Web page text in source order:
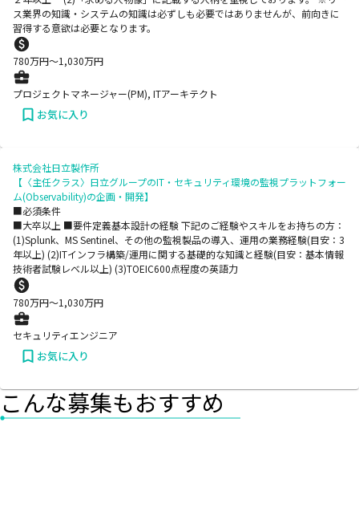
ス業界の知識・システムの知識は必ずしも必要ではありませんが、前向きに
習得する意欲は必要となります。
780万円〜1,030万円
プロジェクトマネージャー(PM), ITアーキテクト
お気に入り
株式会社日立製作所
【〈主任クラス〉日立グループのIT・セキュリティ環境の監視プラットフォー
ム(Observability)の企画・開発】
■必須条件
■大卒以上 ■要件定義基本設計の経験 下記のご経験やスキルをお持ちの方：
(1)Splunk、MS Sentinel、その他の監視製品の導入、運用の業務経験(目安：3
年以上) (2)ITインフラ構築/運用に関する基礎的な知識と経験(目安：基本情報
技術者試験レベル以上) (3)TOEIC600点程度の英語力
780万円〜1,030万円
セキュリティエンジニア
お気に入り
こんな募集もおすすめ